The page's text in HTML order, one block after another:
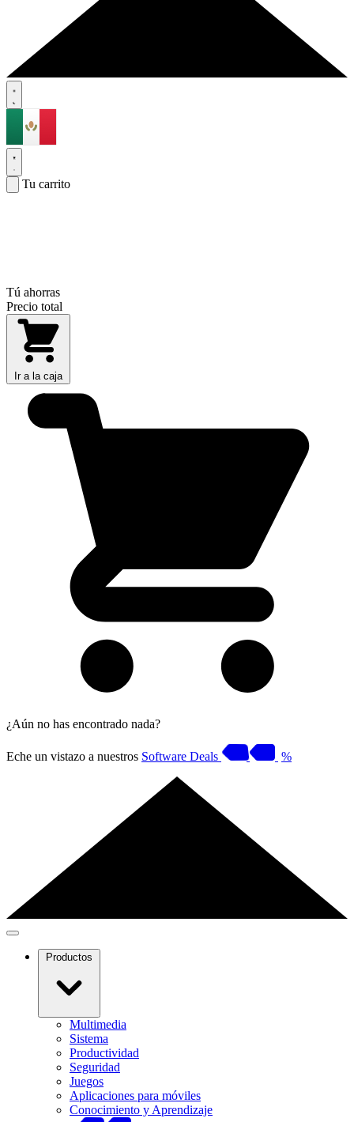
Tu carrito
Tú ahorras
Precio total
Ir a la caja
¿Aún no has encontrado nada?
Eche un vistazo a nuestros Software Deals %
Productos
Multimedia
Sistema
Productividad
Seguridad
Juegos
Aplicaciones para móviles
Conocimiento y Aprendizaje